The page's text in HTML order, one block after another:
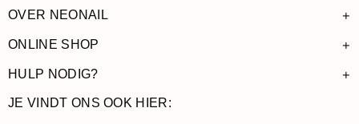
OVER NEONAIL +
ONLINE SHOP +
HULP NODIG? +
JE VINDT ONS OOK HIER: